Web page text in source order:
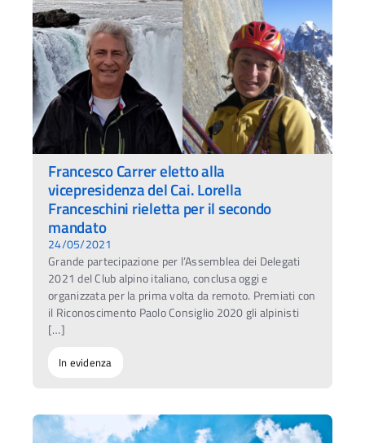
Francesco Carrer eletto alla
vicepresidenza del Cai. Lorella
Franceschini rieletta per il secondo
mandato
24/05/2021
Grande partecipazione per l’Assemblea dei Delegati
2021 del Club alpino italiano, conclusa oggi e
organizzata per la prima volta da remoto. Premiati con
il Riconoscimento Paolo Consiglio 2020 gli alpinisti
[…]
In evidenza